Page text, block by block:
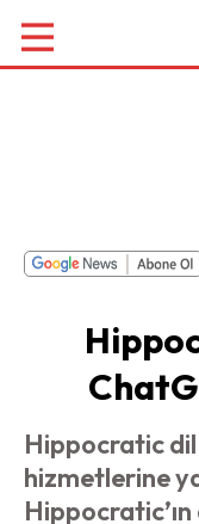
Hippocratic dil
hizmetlerine